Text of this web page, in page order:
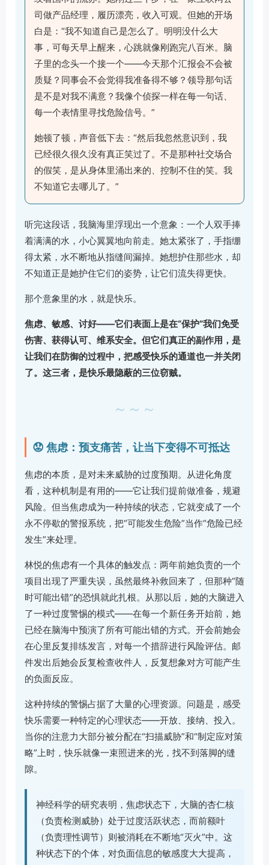
司做产品经理，履历漂亮，收入可观。但她的开场
白是：“我不知道自己是怎么了。明明没什么大
事，可每天早上醒来，心跳就像刚跑完八百米。脑
子里的念头一个接一个——今天那个汇报会不会被
质疑？同事会不会觉得我准备得不够？领导那句话
是不是对我不满意？我像个侦探一样在每一句话、
每一个表情里寻找危险信号。”
她顿了顿，声音低下去：“然后我忽然意识到，我
已经很久很久没有真正笑过了。不是那种社交场合
的假笑，是从身体里涌出来的、控制不住的笑。我
不知道它去哪儿了。”
听完这段话，我脑海里浮现出一个意象：一个人双手捧
着满满的水，小心翼翼地向前走。她太紧张了，手指绷
得太紧，水不断地从指缝间漏掉。她想护住那些水，却
不知道正是她护住它们的姿势，让它们流失得更快。
那个意象里的水，就是快乐。
焦虑、敏感、讨好——它们表面上是在“保护”我们免受
伤害、获得认可、维系安全。但它们真正的副作用，是
让我们在防御的过程中，把感受快乐的通道也一并关闭
了。这三者，是快乐最隐蔽的三位窃贼。
～～～
😟 焦虑：预支痛苦，让当下变得不可抵达
焦虑的本质，是对未来威胁的过度预期。从进化角度
看，这种机制是有用的——它让我们提前做准备，规避
风险。但当焦虑成为一种持续的状态，它就变成了一个
永不停歇的警报系统，把“可能发生危险”当作“危险已经
发生”来处理。
林悦的焦虑有一个具体的触发点：两年前她负责的一个
项目出现了严重失误，虽然最终补救回来了，但那种“随
时可能出错”的恐惧就此扎根。从那以后，她的大脑进入
了一种过度警惕的模式——在每一个新任务开始前，她
已经在脑海中预演了所有可能出错的方式。开会前她会
在心里反复排练发言，对每一个措辞进行风险评估。邮
件发出后她会反复检查收件人，反复想象对方可能产生
的负面反应。
这种持续的警惕占据了大量的心理资源。问题是，感受
快乐需要一种特定的心理状态——开放、接纳、投入。
当你的注意力大部分被分配在“扫描威胁”和“制定应对策
略”上时，快乐就像一束照进来的光，找不到落脚的缝
隙。
神经科学的研究表明，焦虑状态下，大脑的杏仁核
（负责检测威胁）处于过度活跃状态，而前额叶
（负责理性调节）则被消耗在不断地“灭火”中。这
种状态下的个体，对负面信息的敏感度大大提高，